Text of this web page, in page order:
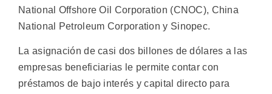
National Offshore Oil Corporation (CNOC), China
National Petroleum Corporation y Sinopec.
La asignación de casi dos billones de dólares a las
empresas beneficiarias le permite contar con
préstamos de bajo interés y capital directo para